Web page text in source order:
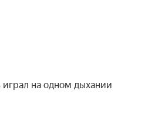
на одном дыхании